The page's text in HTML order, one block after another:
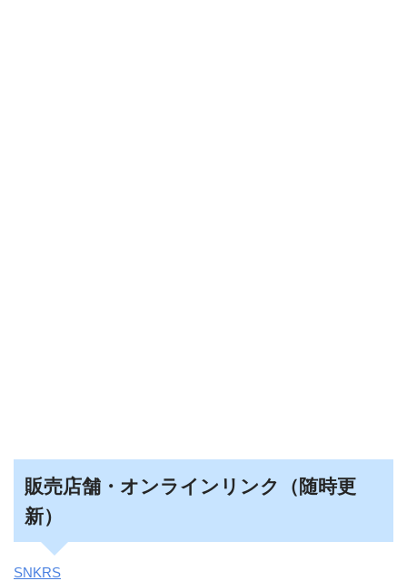
販売店舗・オンラインリンク（随時更
新）
SNKRS